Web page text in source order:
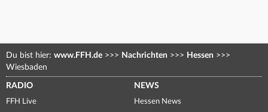
Du bist hier: www.FFH.de >>> Nachrichten >>> Hessen >>>
Wiesbaden
RADIO
FFH Live
NEWS
Hessen News